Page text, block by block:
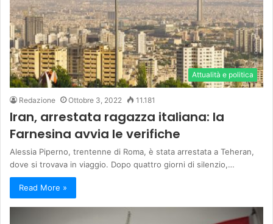
Attualità e politica
Redazione Ottobre 3, 2022 11.181
Iran, arrestata ragazza italiana: la
Farnesina avvia le verifiche
Alessia Piperno, trentenne di Roma, è stata arrestata a Teheran,
dove si trovava in viaggio. Dopo quattro giorni di silenzio,…
Read More »